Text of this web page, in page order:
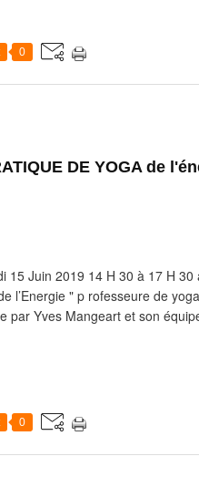
0
DE YOGA de
15 Juin 2019 14 H 30 à 17 H
l’Energie " p rofesseure de
par Yves Mangeart et son
0